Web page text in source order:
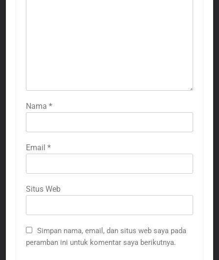
Nama *
Email *
Situs Web
Simpan nama, email, dan situs web saya pada
peramban ini untuk komentar saya berikutnya.